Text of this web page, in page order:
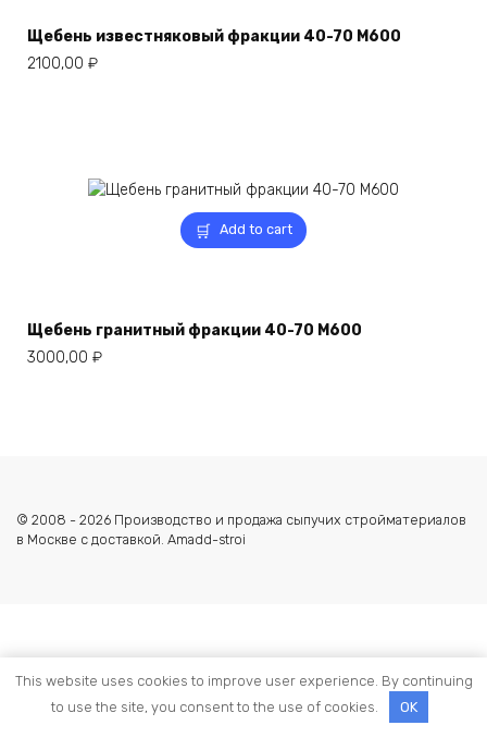
Щебень известняковый фракции 40-70 М600
2100,00 ₽
Add to cart
Щебень гранитный фракции 40-70 М600
3000,00 ₽
© 2008 - 2026 Производство и продажа сыпучих стройматериалов
в Москве с доставкой. Amadd-stroi
This website uses cookies to improve user experience. By continuing
to use the site, you consent to the use of cookies.
OK